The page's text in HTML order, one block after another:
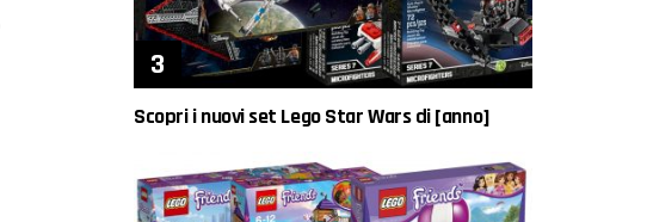
Scopri i nuovi set Lego Star Wars di [anno]